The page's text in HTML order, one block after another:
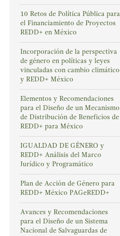
10 Retos de Política Pública para
el Financiamiento de Proyectos
REDD+ en México
Incorporación de la perspectiva
de género en políticas y leyes
vinculadas con cambio climático
y REDD+ México
Elementos y Recomendaciones
para el Diseño de un Mecanismo
de Distribución de Beneficios de
REDD+ para México
IGUALDAD DE GÉNERO y
REDD+ Análisis del Marco
Jurídico y Programático
Plan de Acción de Género para
REDD+ México PAGeREDD+
Avances y Recomendaciones
para el Diseño de un Sistema
Nacional de Salvaguardas de